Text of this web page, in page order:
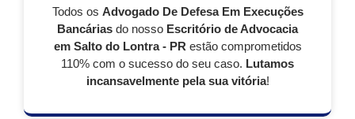
Todos os Advogado De Defesa Em Execuções
Bancárias do nosso Escritório de Advocacia
em Salto do Lontra - PR estão comprometidos
110% com o sucesso do seu caso. Lutamos
incansavelmente pela sua vitória!